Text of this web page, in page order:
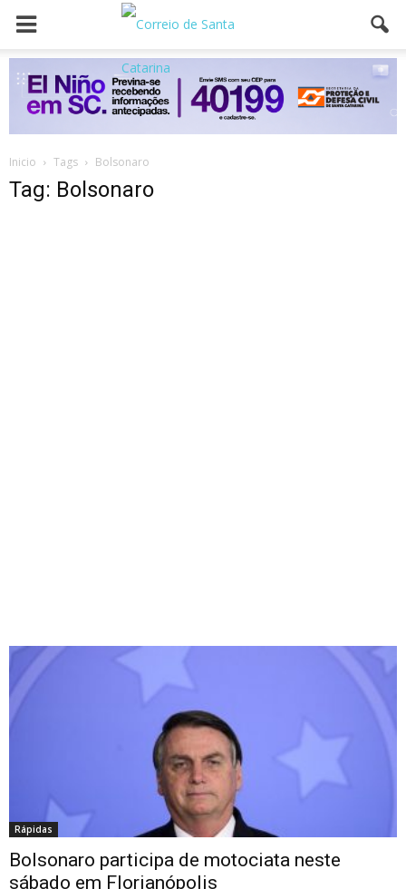
Inicio Tags Bolsonaro
Tag: Bolsonaro
Rápidas
Bolsonaro participa de motociata neste
sábado em Florianópolis